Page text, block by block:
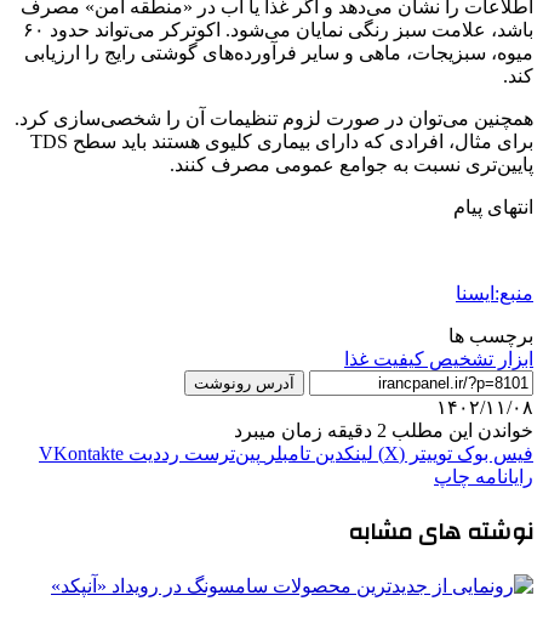
اطلاعات را نشان می‌دهد و اگر غذا یا آب در «منطقه امن» مصرف
باشد، علامت سبز رنگی نمایان می‌شود. اکوترکر می‌تواند حدود ۶۰
میوه، سبزیجات، ماهی و سایر فرآورده‌های گوشتی رایج را ارزیابی
کند.
همچنین می‌توان در صورت لزوم تنظیمات آن را شخصی‌سازی کرد.
برای مثال، افرادی که دارای بیماری کلیوی هستند باید سطح TDS
پایین‌تری نسبت به جوامع عمومی مصرف کنند.
انتهای پیام
منبع:ایسنا
برچسب ها
ابزار تشخیص کیفیت غذا
آدرس رونوشت
۱۴۰۲/۱۱/۰۸
خواندن این مطلب 2 دقیقه زمان میبرد
فیس بوک توییتر (X) لینکدین ‫تامبلر ‫پین‌ترست ‫رددیت ‫VKontakte
رایانامه چاپ
نوشته های مشابه